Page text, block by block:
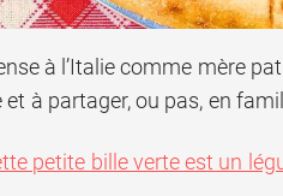
à l’Italie comme mère
à partager, ou pas, en
petite bille verte est un